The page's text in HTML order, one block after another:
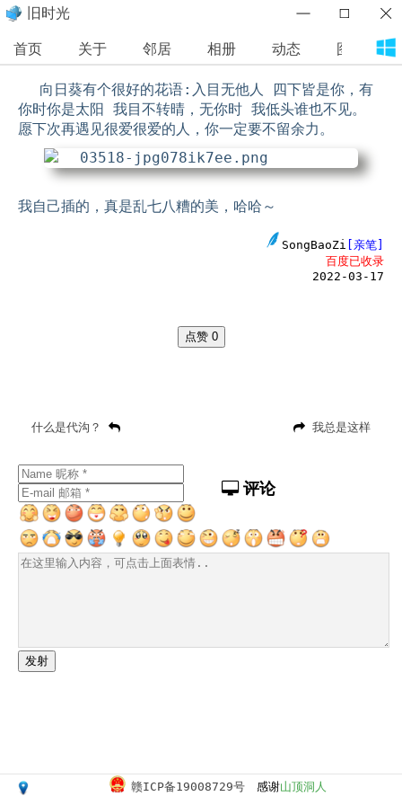
旧时光
首页 关于 邻居 相册 动态 图库
向日葵有个很好的花语:入目无他人 四下皆是你，有
你时你是太阳 我目不转晴，无你时 我低头谁也不见。
愿下次再遇见很爱很爱的人，你一定要不留余力。
我自己插的，真是乱七八糟的美，哈哈～
SongBaoZi [亲笔]
百度已收录
2022-03-17
点赞 0
我总是这样
什么是代沟？
评论
发射
赣ICP备19008729号感谢山顶洞人